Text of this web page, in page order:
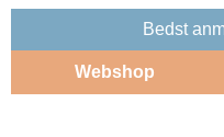
Bedst
Webshop